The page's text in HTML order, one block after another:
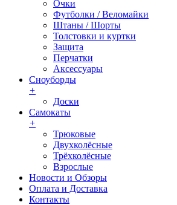
Очки
Футболки / Веломайки
Штаны / Шорты
Толстовки и куртки
Защита
Перчатки
Аксессуары
Сноуборды
+
Доски
Самокаты
+
Трюковые
Двухколёсные
Трёхколёсные
Взрослые
Новости и Обзоры
Оплата и Доставка
Контакты